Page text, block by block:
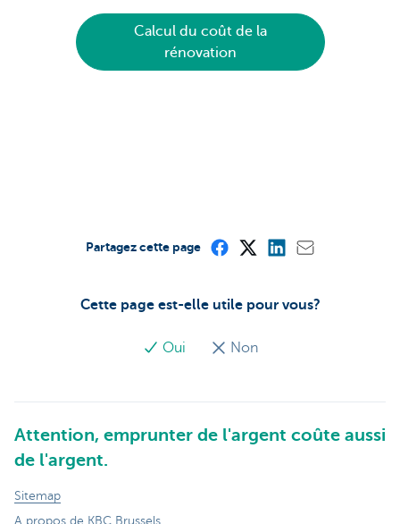
Calcul du coût de la
rénovation
Cette page est-elle utile pour vous?
Oui Non
Partagez cette page
Attention, emprunter de l'argent coûte aussi
de l'argent.
Sitemap
A propos de KBC Brussels